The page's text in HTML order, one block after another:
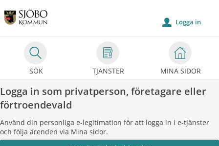
Välkommen
till
kommun
SÖK TJÄNSTER MINA SIDOR
u Logga in
Logga in som privatperson, företagare eller
förtroendevald
Använd din personliga e-legitimation för att logga in i e-tjänster
och följa ärenden via Mina sidor.